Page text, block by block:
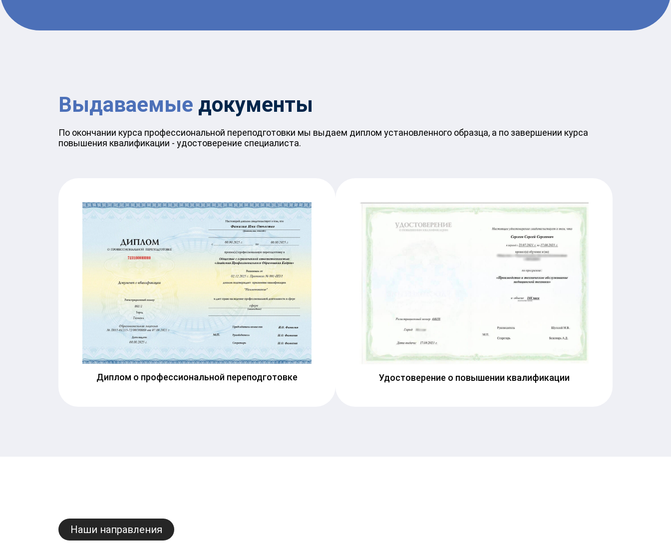
Выдаваемые документы
По окончании курса профессиональной переподготовки мы выдаем диплом установленного образца, а по завершении курса
повышения квалификации - удостоверение специалиста.
Диплом о профессиональной переподготовке Удостоверение о повышении квалификации
Наши направления